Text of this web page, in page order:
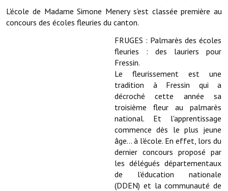
Nous contacter
L'école de Madame Simone Menery s'est classée première au
concours des écoles fleuries du canton.
FRUGES : Palmarès des écoles
fleuries : des lauriers pour
Fressin.
Le fleurissement est une
tradition à Fressin qui a
décroché cette année sa
troisième fleur au palmarès
national. Et l'apprentissage
commence dès le plus jeune
âge... à l'école. En effet, lors du
dernier concours proposé par
les délégués départementaux
de l'éducation nationale
(DDEN) et la communauté de